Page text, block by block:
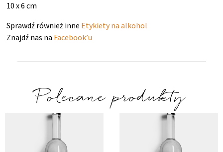
10 x 6 cm
Sprawdź również inne Etykiety na alkohol
Znajdź nas na Facebook’u
Polecane produkty